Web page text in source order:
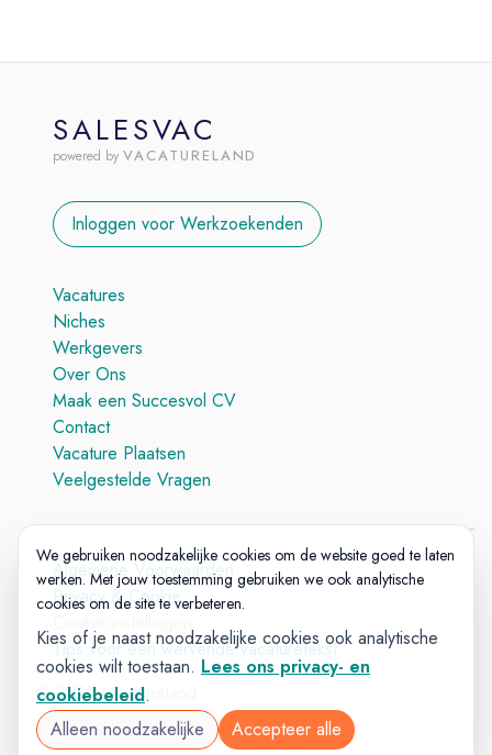
SALESVAC
powered by VACATURELAND
Inloggen voor Werkzoekenden
Vacatures
Niches
Werkgevers
Over Ons
Maak een Succesvol CV
Contact
Vacature Plaatsen
Veelgestelde Vragen
© 2025 Vacatureland
Build:20260727-1227
Algemene Voorwaarden
Privacy & Cookie
Tips voor een wervende vacaturetekst
We gebruiken noodzakelijke cookies om de website goed te laten
werken. Met jouw toestemming gebruiken we ook analytische
cookies om de site te verbeteren.
Kies of je naast noodzakelijke cookies ook analytische
cookies wilt toestaan. Lees ons privacy- en
cookiebeleid.
Alleen noodzakelijke
Accepteer alle